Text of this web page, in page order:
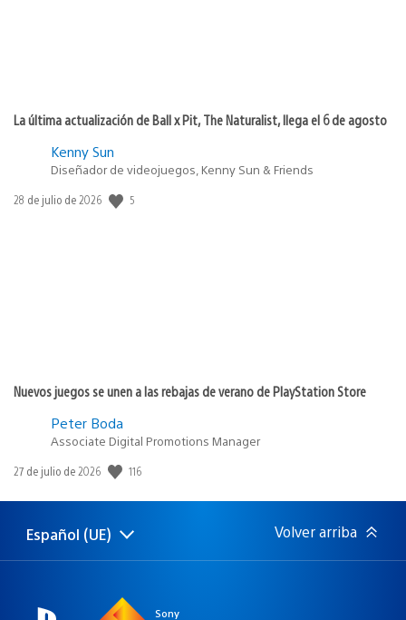
La última actualización de Ball x Pit, The Naturalist, llega el 6 de agosto
Kenny Sun
Diseñador de videojuegos, Kenny Sun & Friends
Fecha
28 de julio de 2026 5
Nuevos juegos se unen a las rebajas de verano de PlayStation Store
Peter Boda
Associate Digital Promotions Manager
Fecha
publicación:
27 de julio de 2026 116
Selecciona
Región
Español (UE) Volver arriba
Sony